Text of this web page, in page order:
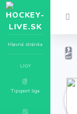
Hlavná stránka
LIGY
Tipsport liga